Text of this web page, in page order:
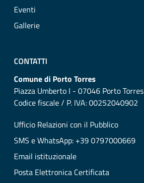
Eventi
Gallerie
CONTATTI
Comune di Porto Torres
Piazza Umberto I - 07046 Porto Torres
Codice fiscale / P. IVA: 00252040902
Ufficio Relazioni con il Pubblico
SMS e WhatsApp: +39 0797000669
Email istituzionale
Posta Elettronica Certificata